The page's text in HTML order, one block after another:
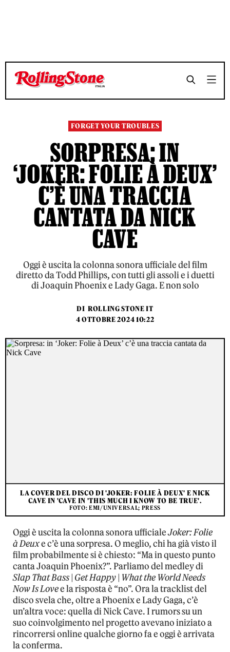
TEMPO DI LETTURA 5 MINUTI SHARE
TEMPO DI LETTURA 5 MINUTI SHARE
FORGET YOUR TROUBLES
SORPRESA: IN
‘JOKER: FOLIE À DEUX’
C’È UNA TRACCIA
CANTATA DA NICK
CAVE
Oggi è uscita la colonna sonora ufficiale del film
diretto da Todd Phillips, con tutti gli assoli e i duetti
di Joaquin Phoenix e Lady Gaga. E non solo
DI ROLLING STONE IT
4 OTTOBRE 2024 10:22
LA COVER DEL DISCO DI 'JOKER: FOLIE À DEUX' E NICK
CAVE IN 'CAVE IN 'THIS MUCH I KNOW TO BE TRUE'.
FOTO: EMI/UNIVERSAL; PRESS
Oggi è uscita la colonna sonora ufficialeJoker: Folie
à Deuxe c’è una sorpresa. O meglio, chi ha già visto il
film probabilmente si è chiesto: “Ma in questo punto
canta Joaquin Phoenix?”. Parliamo del medley di
Slap That Bass | Get Happy | What the World Needs
Now Is Lovee la risposta è “no”. Ora la tracklist del
disco svela che, oltre a Phoenix e Lady Gaga, c’è
un’altra voce: quella di Nick Cave. I rumors su un
suo coinvolgimento nel progetto avevano iniziato a
rincorrersi online qualche giorno fa e oggi è arrivata
la conferma.